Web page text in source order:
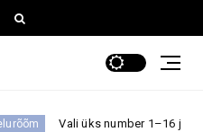
Vali üks number 1–16 ja saa